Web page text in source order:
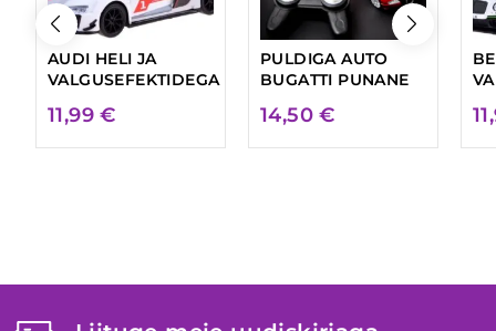
AUDI HELI JA
VALGUSEFEKTIDEGA
11,99€
PULDIGA AUTO
BUGATTI PUNANE
14,50€